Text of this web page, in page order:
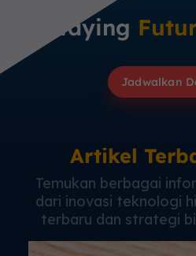
Staying
Jadwalkan
Artikel
Temukan berbagai
dari inovasi teknologi
terbaru dan strategi